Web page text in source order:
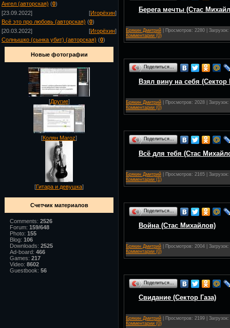
Ангел (авторская) (0)
[23.09.2022]
[Игорёхин]
Всё это про любовь (авторская) (0)
[20.03.2022]
[Игорёхин]
Солнышко (сынка убит) (авторская) (0)
Новые фотографии
[Другие]
[Колян Maroz]
[Гитара и девушка]
Счетчик материалов
Comments: 2526
Forum: 159/648
Photo: 155
Blog: 106
Downloads: 2525
Ad-board: 466
Games: 217
Video: 8602
Guestbook: 56
Берега мечты (Стас
Брякин Дмитрий | Просмотров: 2280 |
Комментарии (0)
Поделиться…
Взял вину на себя (Сектор
Брякин Дмитрий | Просмотров: 2028 |
Комментарии (0)
Поделиться…
Всё для тебя (Стас
Брякин Дмитрий | Просмотров: 2165 |
Комментарии (1)
Поделиться…
Война (Стас Михайлов)
Брякин Дмитрий | Просмотров: 2004 |
Комментарии (0)
Поделиться…
Свидание (Сектор Газа)
Брякин Дмитрий | Просмотров: 2199 |
Комментарии (0)